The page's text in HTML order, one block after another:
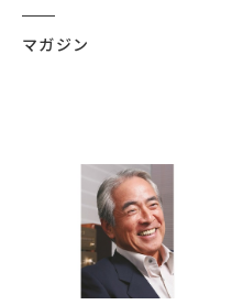
マガジン